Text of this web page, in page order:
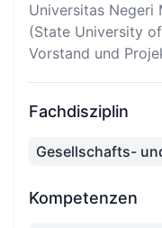
Universitas Negeri
(State University
Vorstand und
Fachdisziplin
Gesellschafts-
Kompetenzen